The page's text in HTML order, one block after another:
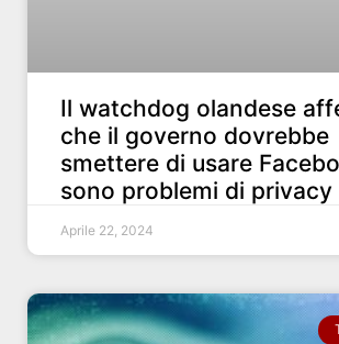
Il watchdog olandese
che il governo dovrebbe
smettere di usare
sono problemi di privacy
Aprile 22, 2024